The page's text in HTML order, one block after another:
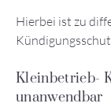
Hierbei ist zu
Kleinbetrieb-
unanwendbar